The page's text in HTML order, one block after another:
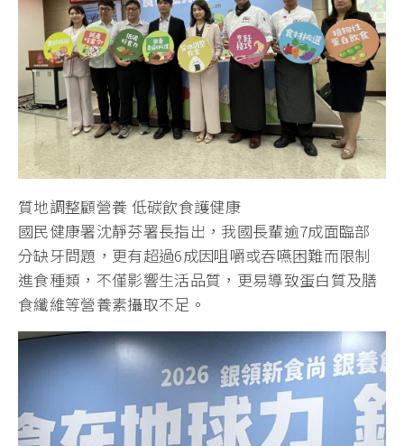
質地調整顧營養 低碳飲食護健康
國民健康署沈靜芬署長指出，我國長輩逾7成面臨部
分缺牙問題，更有超過6成因咀嚼或吞嚥困難而限制
進食種類，不僅影響生活品質，更易導致蛋白質及膳
食纖維等營養素攝取不足。